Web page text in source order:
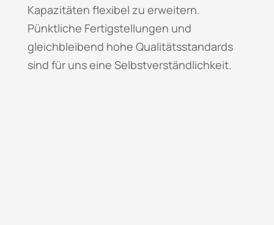
Kapazitäten flexibel zu erweitern.
Pünktliche Fertigstellungen und
gleichbleibend hohe Qualitätsstandards
sind für uns eine Selbstverständlichkeit.